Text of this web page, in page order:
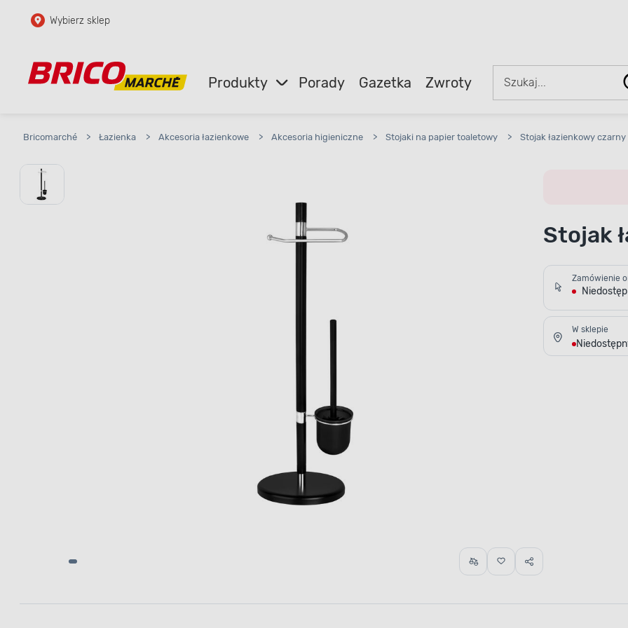
Przejdź do głównej zawartości
Przejdź do wyszukiwarki
Wybierz sklep
Produkty Porady Gazetka Zwroty
Bricomarché > Łazienka > Akcesoria łazienkowe > Akcesoria higieniczne > Stojaki na papier toaletowy > Stojak łazienkowy czarny
Stojak
Zamówienie
W sklepie